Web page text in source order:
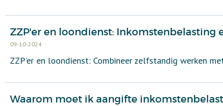
ZZP'er en loondienst: Inkomstenbelasting
09-10-2024
ZZP'er en loondienst: Combineer zelfstandig werken
Waarom moet ik aangifte